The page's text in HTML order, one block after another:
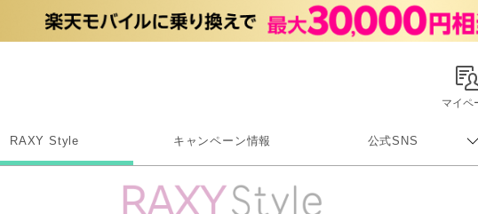
マイペ
RAXY Style キャンペーン情報 公式SNS